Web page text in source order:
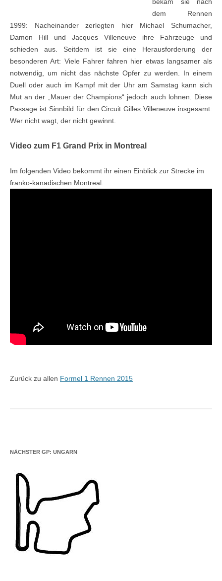
dem Rennen
1999: Nacheinander zerlegten hier Michael Schumacher,
Damon Hill und Jacques Villeneuve ihre Fahrzeuge und
schieden aus. Seitdem ist sie eine Herausforderung der
besonderen Art: Viele Fahrer fahren hier etwas langsamer als
notwendig, um nicht das nächste Opfer zu werden. In einem
Duell oder auch im Kampf mit der Uhr am Samstag kann sich
Mut an der „Mauer der Champions“ jedoch auch lohnen. Diese
Passage ist Sinnbild für den Circuit Gilles Villeneuve insgesamt:
Wer nicht wagt, der nicht gewinnt.
Video zum F1 Grand Prix in Montreal
Im folgenden Video bekommt ihr einen Einblick zur Strecke im
franko-kanadischen Montreal.
Zurück zu allen Formel 1 Rennen 2015
NÄCHSTER GP: UNGARN